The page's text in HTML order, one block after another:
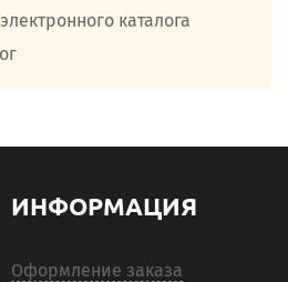
каталога
ИНФОРМАЦИЯ
Оформление заказа